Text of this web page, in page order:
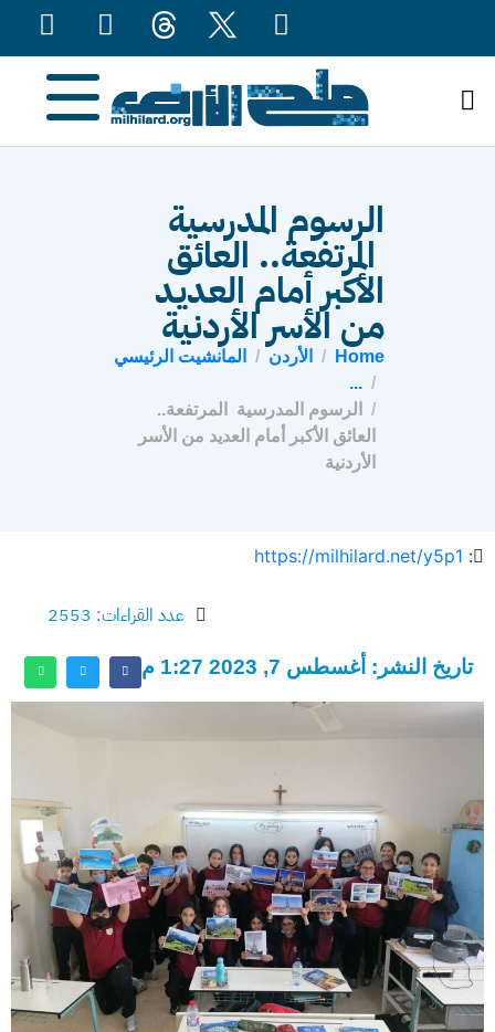
الرسوم المدرسية
المرتفعة.. العائق
الأكبر أمام العديد
من الأسر الأردنية
Home الأردن
المانشيت الرئيسي
...
الرسوم المدرسية المرتفعة..
العائق الأكبر أمام العديد من الأسر
الأردنية
:
https://milhilard.net/y5p1
عدد القراءات: 2553
تاريخ النشر: أغسطس 7, 2023 1:27 م